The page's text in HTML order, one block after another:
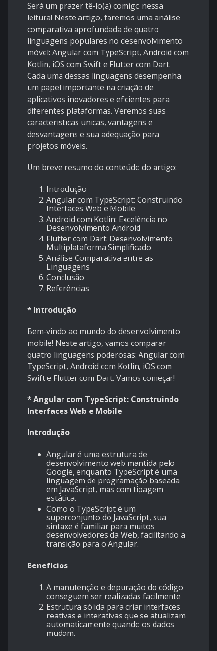
Será um prazer tê-lo(a) comigo nessa
leitura! Neste artigo, faremos uma análise
comparativa aprofundada de quatro
linguagens populares no desenvolvimento
móvel: Angular com TypeScript, Android com
Kotlin, iOS com Swift e Flutter com Dart.
Cada uma dessas linguagens desempenha
um papel importante na criação de
aplicativos inovadores e eficientes para
diferentes plataformas. Veremos suas
características únicas, vantagens e
desvantagens e sua adequação para
projetos móveis.
Um breve resumo do conteúdo do artigo:
Introdução
Angular com TypeScript: Construindo
Interfaces Web e Mobile
Android com Kotlin: Excelência no
Desenvolvimento Android
Flutter com Dart: Desenvolvimento
Multiplataforma Simplificado
Análise Comparativa entre as
Linguagens
Conclusão
Referências
* Introdução
Bem-vindo ao mundo do desenvolvimento
mobile! Neste artigo, vamos comparar
quatro linguagens poderosas: Angular com
TypeScript, Android com Kotlin, iOS com
Swift e Flutter com Dart. Vamos começar!
* Angular com TypeScript: Construindo
Interfaces Web e Mobile
Introdução
Angular é uma estrutura de
desenvolvimento web mantida pelo
Google, enquanto TypeScript é uma
linguagem de programação baseada
em JavaScript, mas com tipagem
estática.
Como o TypeScript é um
superconjunto do JavaScript, sua
sintaxe é familiar para muitos
desenvolvedores da Web, facilitando a
transição para o Angular.
Benefícios
A manutenção e depuração do código
conseguem ser realizadas facilmente
Estrutura sólida para criar interfaces
reativas e interativas que se atualizam
automaticamente quando os dados
mudam.